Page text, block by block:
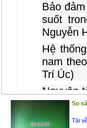
Bảo
suốt
Nguyễn
Hệ
nam
Trí Úc)
Nguyên
luật tố
Cơ
So
Tải